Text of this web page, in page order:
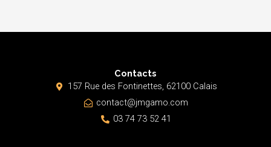
Contacts
157 Rue des Fontinettes, 62100 Calais
contact@jmgamo.com
03 74 73 52 41